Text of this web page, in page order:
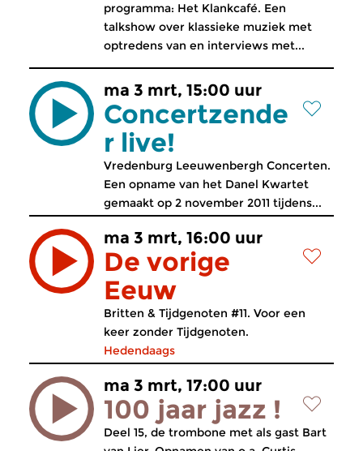
programma: Het Klankcafé. Een
talkshow over klassieke muziek met
optredens van en interviews met...
ma 3 mrt, 15:00 uur
Concertzende
r live!
Vredenburg Leeuwenbergh Concerten.
Een opname van het Danel Kwartet
gemaakt op 2 november 2011 tijdens...
ma 3 mrt, 16:00 uur
De vorige
Eeuw
Britten & Tijdgenoten #11. Voor een
keer zonder Tijdgenoten.
Hedendaags
ma 3 mrt, 17:00 uur
100 jaar jazz !
Deel 15, de trombone met als gast Bart